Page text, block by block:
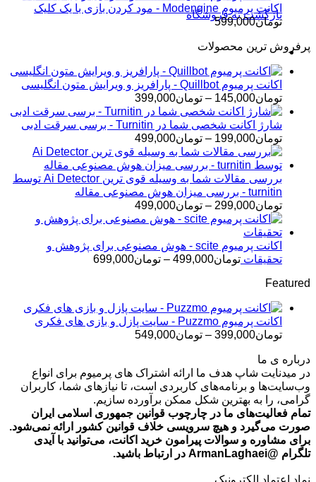
بازگشت به فروشگاه
اکانت پرمیوم Modengine - مود کردن بازی با یک کلیک
تومان599,000
پرفروش ترین محصولات
اکانت پرمیوم Quillbot - پارافریز و ویرایش متون انگلیسی
تومان145,000
– تومان399,000محدوده
قیمت:
تومان145,000
تا
تومان399,000
شارژ اکانت شخصی شما در Turnitin - برسی سرقت ادبی
تومان199,000
– تومان499,000محدوده
قیمت:
تومان199,000
تا
تومان499,000
بررسی مقالات شما به وسیله قوی ترین Ai Detector توسط
turnitin - بررسی میزان هوش مصنوعی مقاله
تومان299,000
– تومان499,000محدوده
قیمت:
تا
تومان499,000
اکانت پرمیوم scite - هوش مصنوعی برای پژوهش و
تحقیقات تومان499,000
– تومان699,000محدوده
تومان699,000
Featured
اکانت پرمیوم Puzzmo - سایت پازل و بازی های فکری
تومان399,000
– تومان549,000
تا
تومان549,000
درباره ی ما
در میدنایت شاپ هدف ما ارائه اشتراک های پرمیوم برای انواع
وب‌سایت‌ها و برنامه‌های کاربردی است، تا نیازهای شما، کاربران
گرامی، را به بهترین شکل ممکن برآورده سازیم.
تمام فعالیت‌های ما در چارچوب قوانین جمهوری اسلامی ایران
صورت می‌گیرد و هیچ سرویسی خلاف قوانین کشور ارائه نمی‌شود.
برای مشاوره و سوالات پیرامون خرید اکانت، می‌توانید با آیدی
تلگرام @ArmanLaghaei در ارتباط باشید.
نماد اعتماد الکترونیک